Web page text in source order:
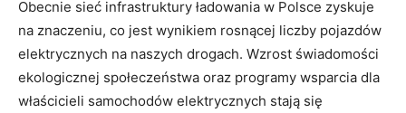
Obecnie sieć infrastruktury ładowania ⁤w Polsce zyskuje‌
na znaczeniu, co jest‌ wynikiem rosnącej liczby ⁢pojazdów⁣
elektrycznych na naszych drogach. Wzrost świadomości
ekologicznej ‌społeczeństwa ​oraz programy wsparcia dla
właścicieli samochodów elektrycznych stają się